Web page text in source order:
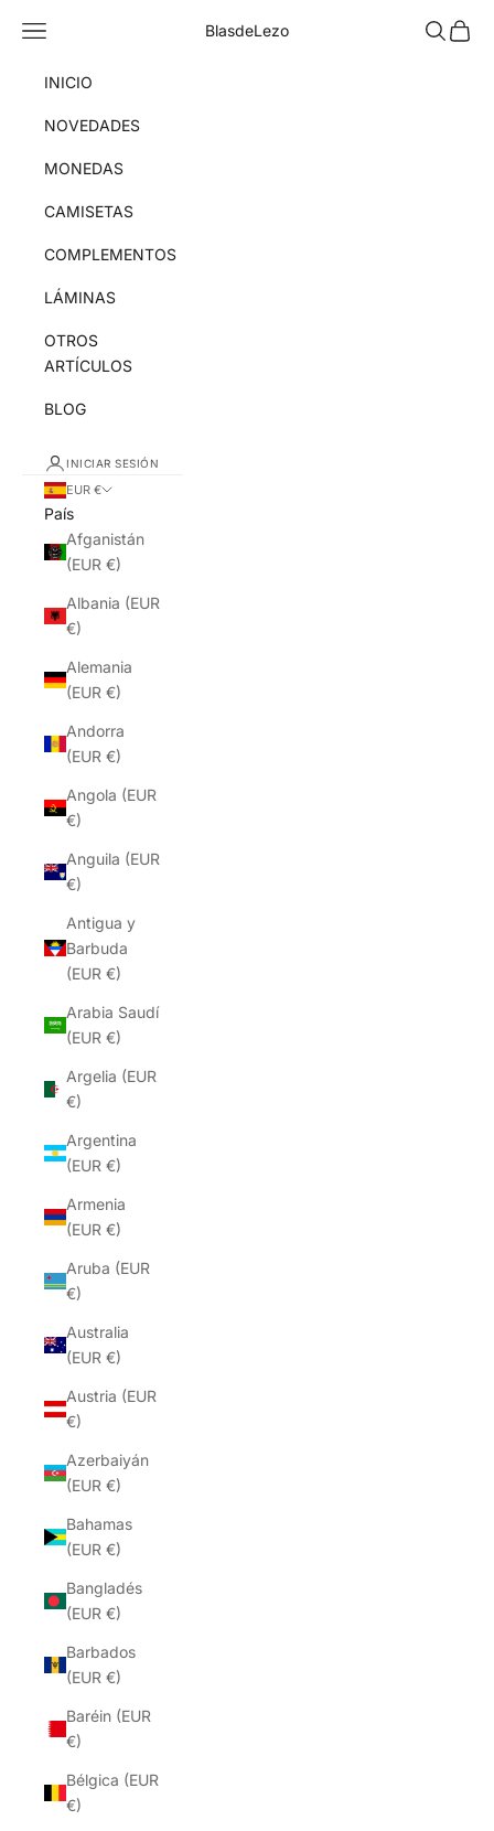
BlasdeLezo
Menú Buscar
Cesta
INICIO
NOVEDADES
MONEDAS
CAMISETAS
COMPLEMENTOS
LÁMINAS
OTROS
ARTÍCULOS
BLOG
INICIAR SESIÓN
EUR €
País
Afganistán
(EUR €)
Albania (EUR
€)
Alemania
(EUR €)
Andorra
(EUR €)
Angola (EUR
€)
Anguila (EUR
€)
Antigua y
Barbuda
(EUR €)
Arabia Saudí
(EUR €)
Argelia (EUR
€)
Argentina
(EUR €)
Armenia
(EUR €)
Aruba (EUR
€)
Australia
(EUR €)
Austria (EUR
€)
Azerbaiyán
(EUR €)
Bahamas
(EUR €)
Bangladés
(EUR €)
Barbados
(EUR €)
Baréin (EUR
€)
Bélgica (EUR
€)